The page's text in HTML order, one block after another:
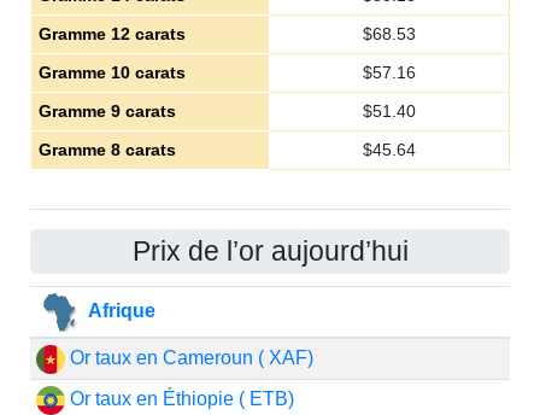
Gramme 12 carats
$68.53
Gramme 10 carats
$57.16
Gramme 9 carats
$51.40
Gramme 8 carats
$45.64
Prix de l’or aujourd’hui
Afrique
Or taux en Cameroun ( XAF)
Or taux en Éthiopie ( ETB)